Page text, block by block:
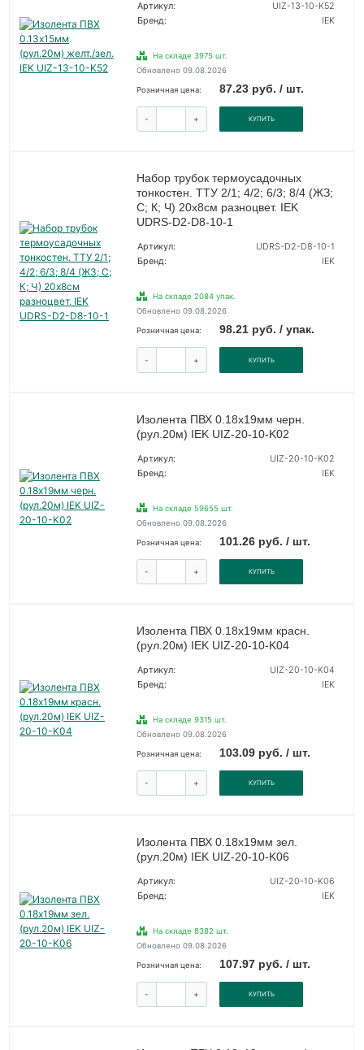
Артикул:
UIZ-13-10-K52
Бренд:
IEK
На складе 3975 шт.
Обновлено 09.08.2026
Розничная цена: 87.23 руб. / шт.
- + КУПИТЬ
Набор трубок термоусадочных
тонкостен. ТТУ 2/1; 4/2; 6/3; 8/4 (ЖЗ;
С; К; Ч) 20х8см разноцвет. IEK
UDRS-D2-D8-10-1
Артикул:
UDRS-D2-D8-10-1
Бренд:
IEK
На складе 2084 упак.
Обновлено 09.08.2026
Розничная цена: 98.21 руб. / упак.
- + КУПИТЬ
Изолента ПВХ 0.18х19мм черн.
(рул.20м) IEK UIZ-20-10-K02
Артикул:
UIZ-20-10-K02
Бренд:
IEK
На складе 59655 шт.
Обновлено 09.08.2026
Розничная цена: 101.26 руб. / шт.
- + КУПИТЬ
Изолента ПВХ 0.18х19мм красн.
(рул.20м) IEK UIZ-20-10-K04
Артикул:
UIZ-20-10-K04
Бренд:
IEK
На складе 9315 шт.
Обновлено 09.08.2026
Розничная цена: 103.09 руб. / шт.
- + КУПИТЬ
Изолента ПВХ 0.18х19мм зел.
(рул.20м) IEK UIZ-20-10-K06
Артикул:
UIZ-20-10-K06
Бренд:
IEK
На складе 8382 шт.
Обновлено 09.08.2026
Розничная цена: 107.97 руб. / шт.
- + КУПИТЬ